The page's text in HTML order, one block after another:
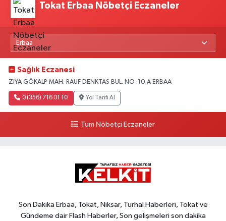
Tokat Erbaa Nöbetçi Eczaneler
Sağlık Eczanesi
ZIYA GÖKALP MAH. RAUF DENKTAS BUL. NO :10 A ERBAA
0 (356) 716 01 10 Yol Tarifi Al
Tüm Nöbetçi Eczaneler
Son Dakika Erbaa, Tokat, Niksar, Turhal Haberleri, Tokat ve
Gündeme dair Flash Haberler, Son gelişmeleri son dakika